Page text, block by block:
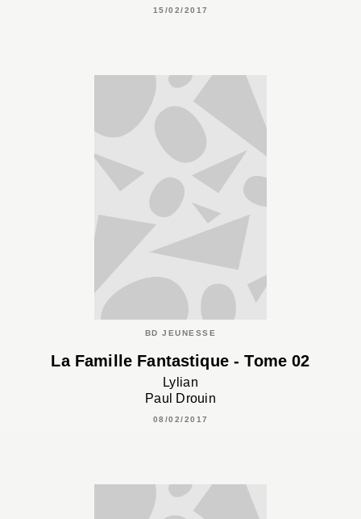
15/02/2017
BD JEUNESSE
La Famille Fantastique - Tome 02
Lylian
Paul Drouin
08/02/2017